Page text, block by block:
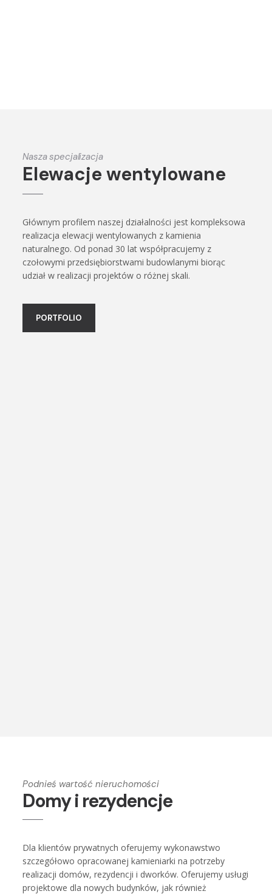
Nasza specjalizacja
Elewacje wentylowane
Głównym profilem naszej działalności jest kompleksowa
realizacja elewacji wentylowanych z kamienia
naturalnego. Od ponad 30 lat współpracujemy z
czołowymi przedsiębiorstwami budowlanymi biorąc
udział w realizacji projektów o różnej skali.
PORTFOLIO
Podnieś wartość nieruchomości
Domy i rezydencje
Dla klientów prywatnych oferujemy wykonawstwo
szczegółowo opracowanej kamieniarki na potrzeby
realizacji domów, rezydencji i dworków. Oferujemy usługi
projektowe dla nowych budynków, jak również